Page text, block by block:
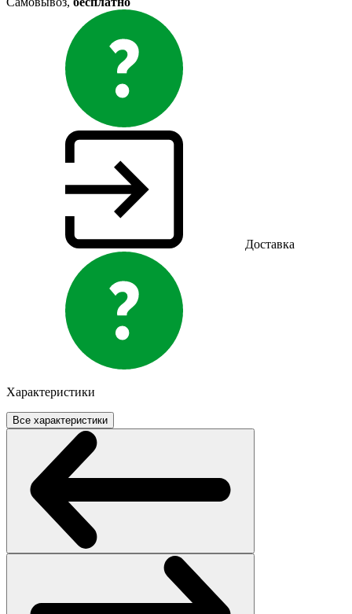
Доставка
Характеристики
Все характеристики